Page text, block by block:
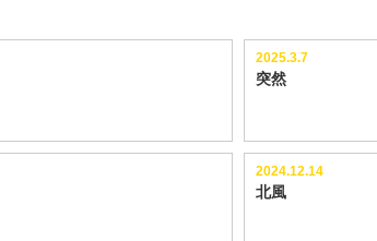
2025.3.7
突然
2024.12.14
北風